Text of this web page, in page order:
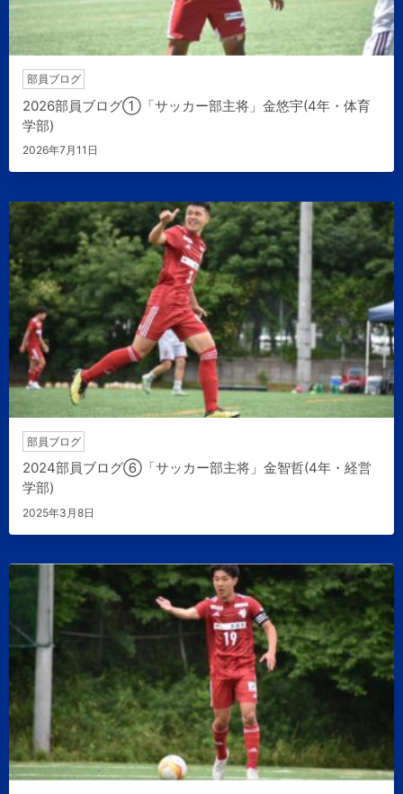
部員ブログ
2026部員ブログ①「サッカー部主将」金悠宇(4年・体育
学部)
2026年7月11日
部員ブログ
2024部員ブログ⑥「サッカー部主将」金智哲(4年・経営
学部)
2025年3月8日